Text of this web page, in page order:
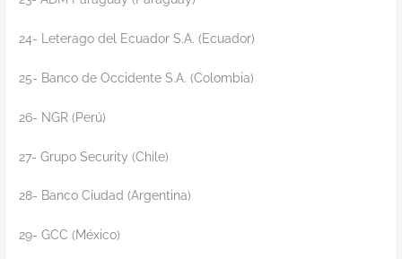
24- Leterago del Ecuador S.A. (Ecuador)
25- Banco de Occidente S.A. (Colombia)
26- NGR (Perú)
27- Grupo Security (Chile)
28- Banco Ciudad (Argentina)
29- GCC (México)